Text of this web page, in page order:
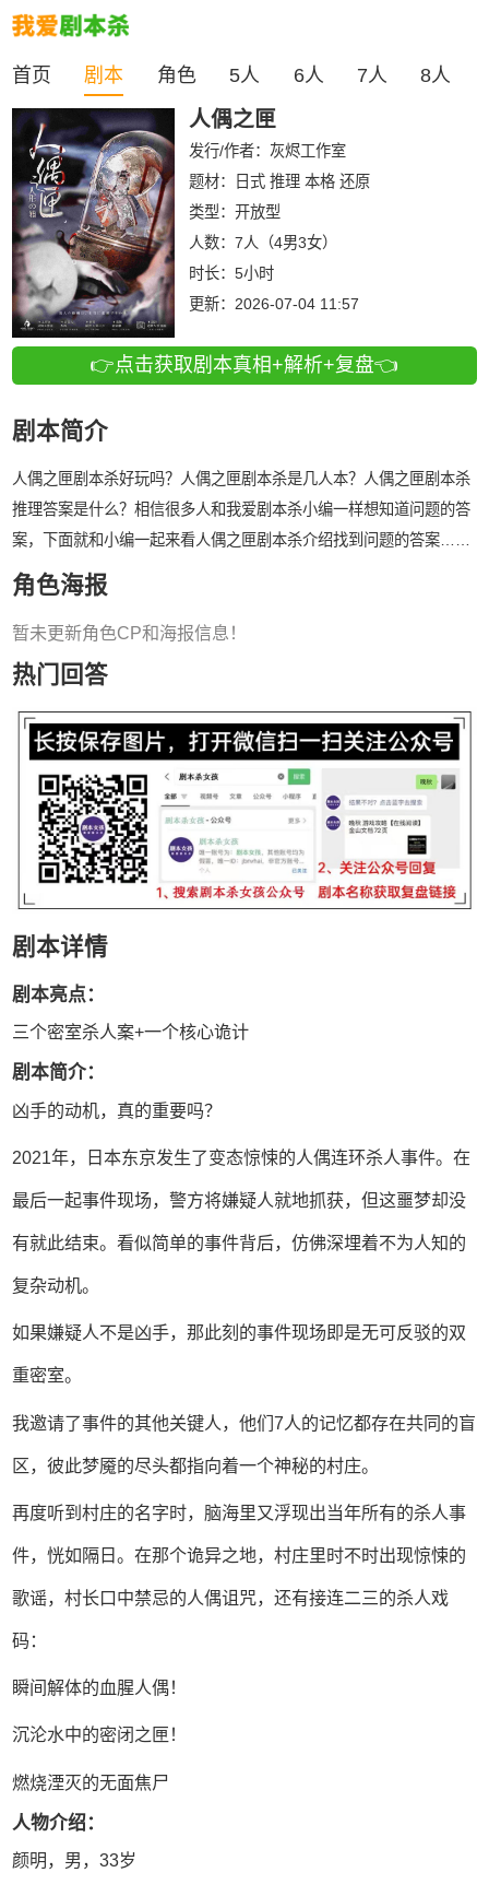
首页 剧本 角色 5人 6人 7人 8人
人偶之匣
发行/作者： 灰烬工作室
题材：日式 推理 本格 还原
类型： 开放型
人数： 7人（4男3女）
时长： 5小时
更新： 2026-07-04 11:57
👉点击获取剧本真相+解析+复盘👈
剧本简介
人偶之匣剧本杀好玩吗？人偶之匣剧本杀是几人本？人偶之匣剧本杀
推理答案是什么？相信很多人和我爱剧本杀小编一样想知道问题的答
案，下面就和小编一起来看人偶之匣剧本杀介绍找到问题的答案……
角色海报
暂未更新角色CP和海报信息！
热门回答
剧本详情
剧本亮点：
三个密室杀人案+一个核心诡计
剧本简介：
凶手的动机，真的重要吗？
2021年，日本东京发生了变态惊悚的人偶连环杀人事件。在
最后一起事件现场，警方将嫌疑人就地抓获，但这噩梦却没
有就此结束。看似简单的事件背后，仿佛深埋着不为人知的
复杂动机。
如果嫌疑人不是凶手，那此刻的事件现场即是无可反驳的双
重密室。
我邀请了事件的其他关键人，他们7人的记忆都存在共同的盲
区，彼此梦魇的尽头都指向着一个神秘的村庄。
再度听到村庄的名字时，脑海里又浮现出当年所有的杀人事
件，恍如隔日。在那个诡异之地，村庄里时不时出现惊悚的
歌谣，村长口中禁忌的人偶诅咒，还有接连二三的杀人戏
码：
瞬间解体的血腥人偶！
沉沦水中的密闭之匣！
燃烧湮灭的无面焦尸
人物介绍：
颜明，男，33岁